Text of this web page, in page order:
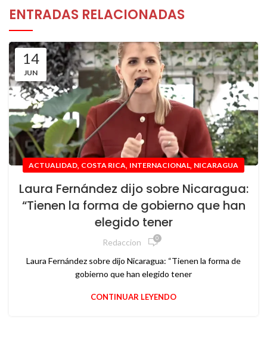
ENTRADAS RELACIONADAS
14
JUN
ACTUALIDAD, COSTA RICA, INTERNACIONAL, NICARAGUA
Laura Fernández dijo sobre Nicaragua:
“Tienen la forma de gobierno que han
elegido tener
Redaccion 0
Laura Fernández sobre dijo Nicaragua: “Tienen la forma de
gobierno que han elegido tener
CONTINUAR LEYENDO